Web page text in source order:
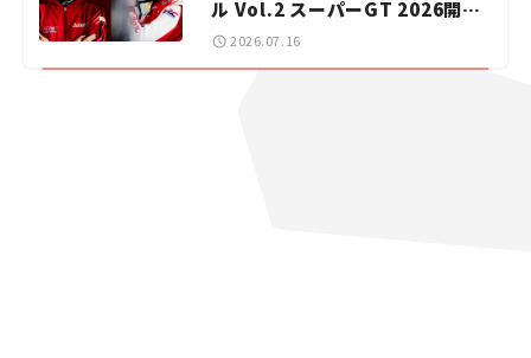
ル Vol.2 スーパーGT 2026開幕
戦 岡山国際サーキット
2026.07.16